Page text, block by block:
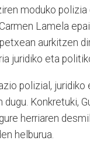
moduko
Lamela
aurkitzen
juridiko eta
polizial,
Konkretuki,
herriaren
helburua.